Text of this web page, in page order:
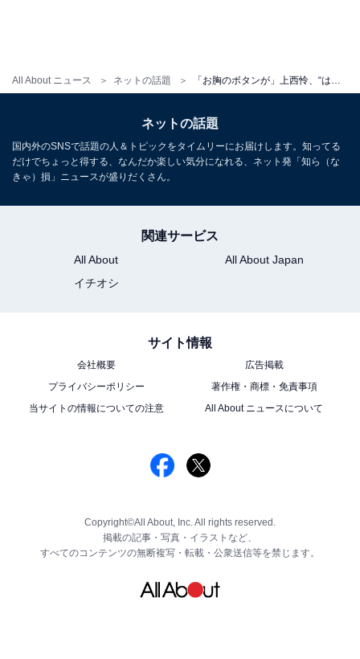
All About ニュース ネットの話題
ネットの話題
国内外のSNSで話題の人＆トピックをタイムリーにお届けします。知ってる
だけでちょっと得する、なんだか楽しい気分になれる、ネット発「知ら（な
きゃ）損」ニュースが盛りだくさん。
関連サービス
All About
All About Japan
イチオシ
サイト情報
会社概要
広告掲載
プライバシーポリシー
著作権・商標・免責事項
当サイトの情報についての注意
All About ニュースについて
Copyright©All About, Inc. All rights reserved.
掲載の記事・写真・イラストなど、
すべてのコンテンツの無断複写・転載・公衆送信等を禁じます。